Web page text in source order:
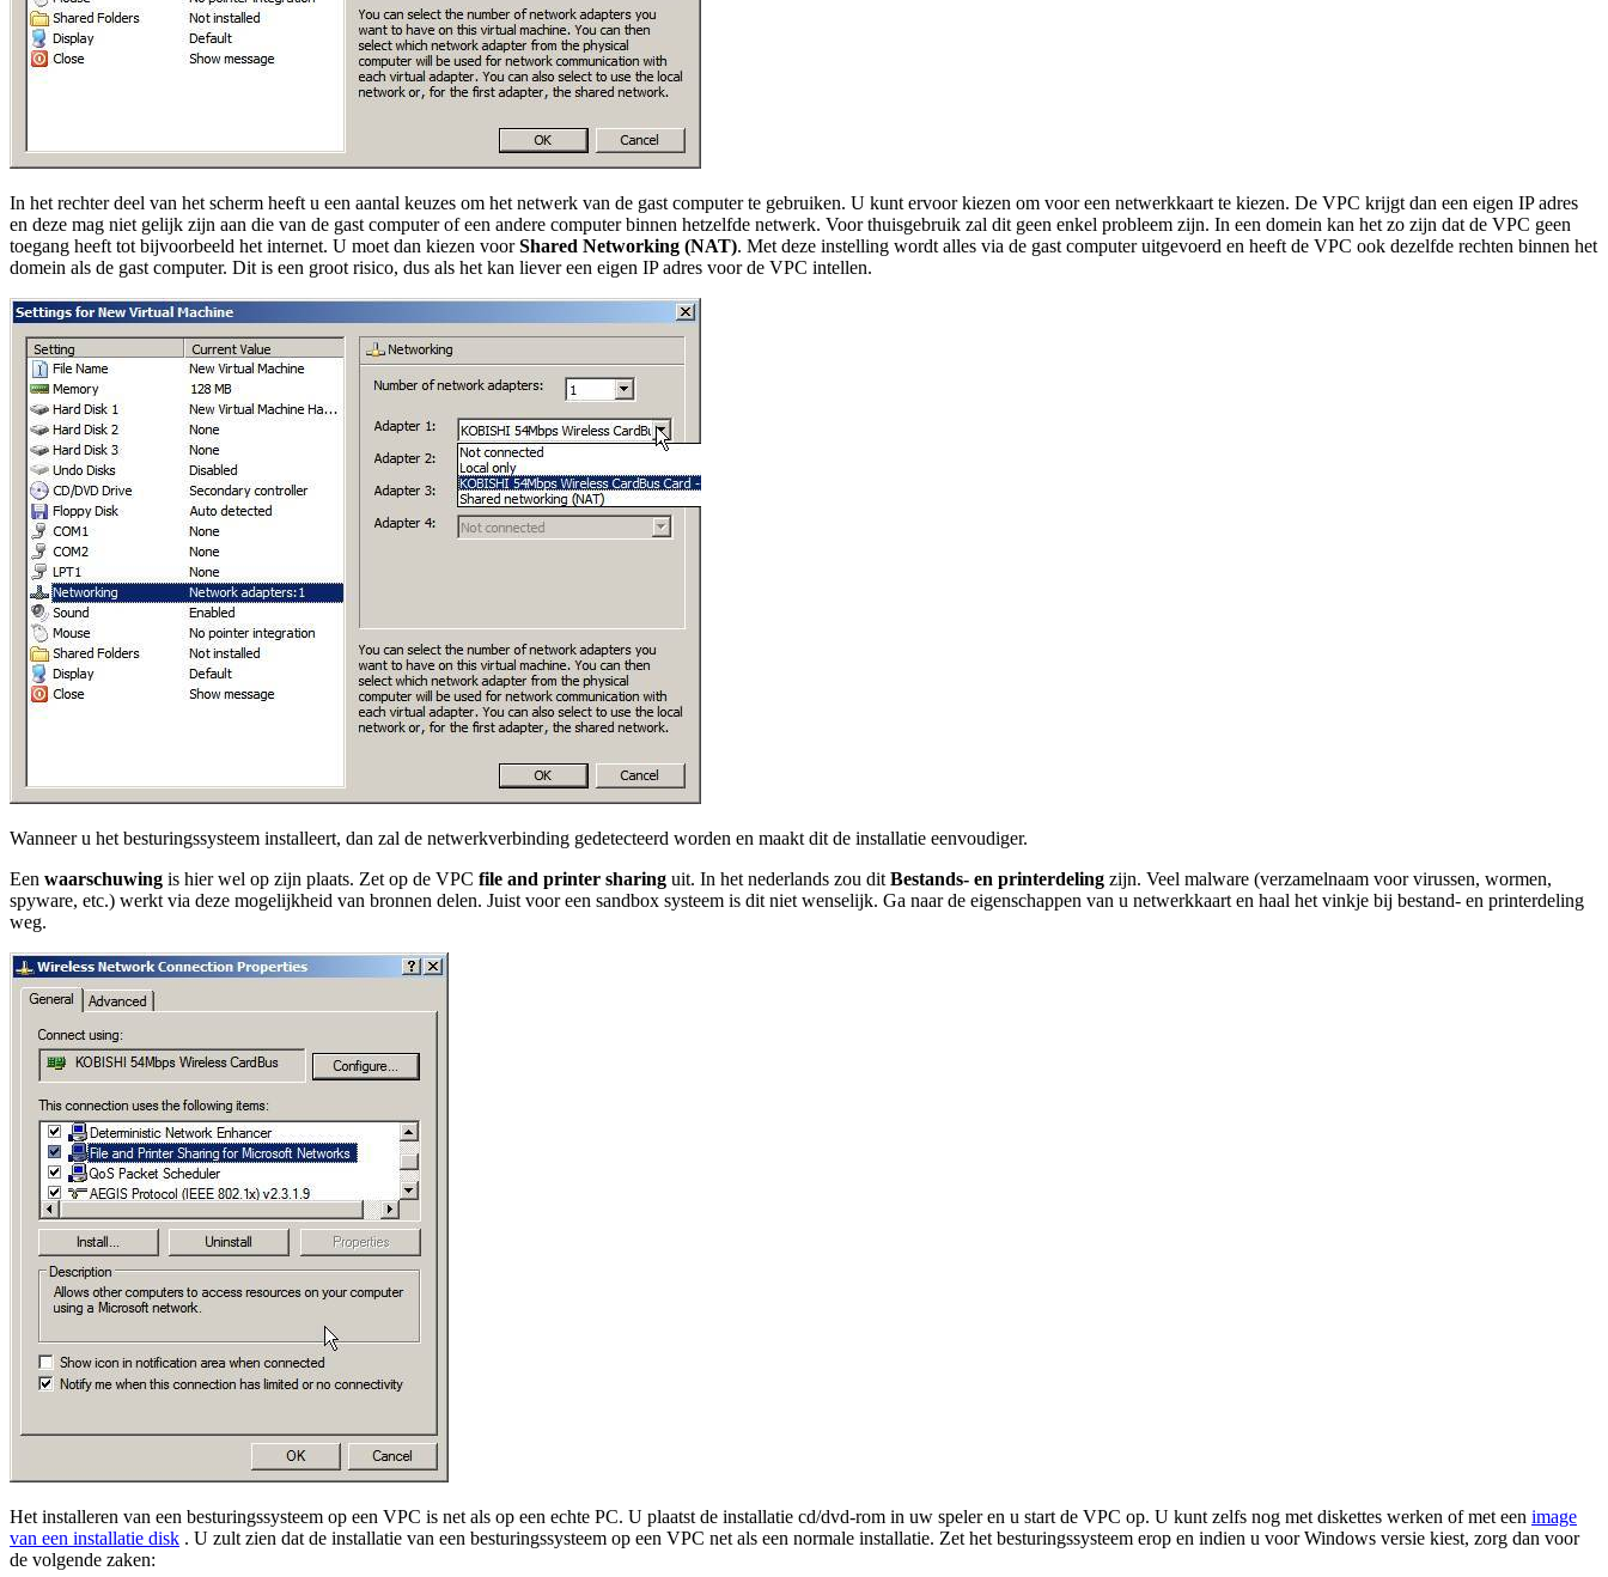
In het rechter deel van het scherm heeft u een aantal keuzes om het netwerk van de gast computer te gebruiken. U kunt ervoor kiezen om voor een netwerkkaart te kiezen. De VPC krijgt dan een eigen IP adres
en deze mag niet gelijk zijn aan die van de gast computer of een andere computer binnen hetzelfde netwerk. Voor thuisgebruik zal dit geen enkel probleem zijn. In een domein kan het zo zijn dat de VPC geen
toegang heeft tot bijvoorbeeld het internet. U moet dan kiezen voorShared Networking (NAT). Met deze instelling wordt alles via de gast computer uitgevoerd en heeft de VPC ook dezelfde rechten binnen het
domein als de gast computer. Dit is een groot risico, dus als het kan liever een eigen IP adres voor de VPC intellen.
Wanneer u het besturingssysteem installeert, dan zal de netwerkverbinding gedetecteerd worden en maakt dit de installatie eenvoudiger.
Een waarschuwing is hier wel op zijn plaats. Zet op de VPC file and printer sharing uit. In het nederlands zou dit Bestands- en printerdeling zijn. Veel malware (verzamelnaam voor virussen, wormen,
spyware, etc.) werkt via deze mogelijkheid van bronnen delen. Juist voor een sandbox systeem is dit niet wenselijk. Ga naar de eigenschappen van u netwerkkaart en haal het vinkje bij bestand- en printerdeling
weg.
Het installeren van een besturingssysteem op een VPC is net als op een echte PC. U plaatst de installatie cd/dvd-rom in uw speler en u start de VPC op. U kunt zelfs nog met diskettes werken of met een image
van een installatie disk . U zult zien dat de installatie van een besturingssysteem op een VPC net als een normale installatie. Zet het besturingssysteem erop en indien u voor Windows versie kiest, zorg dan voor
de volgende zaken: